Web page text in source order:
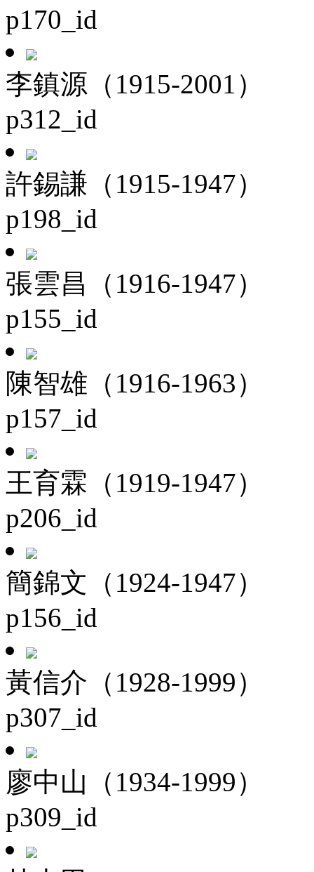
p170_id
李鎮源（1915-2001）
p312_id
許錫謙（1915-1947）
p198_id
張雲昌（1916-1947）
p155_id
陳智雄（1916-1963）
p157_id
王育霖（1919-1947）
p206_id
簡錦文（1924-1947）
p156_id
黃信介（1928-1999）
p307_id
廖中山（1934-1999）
p309_id